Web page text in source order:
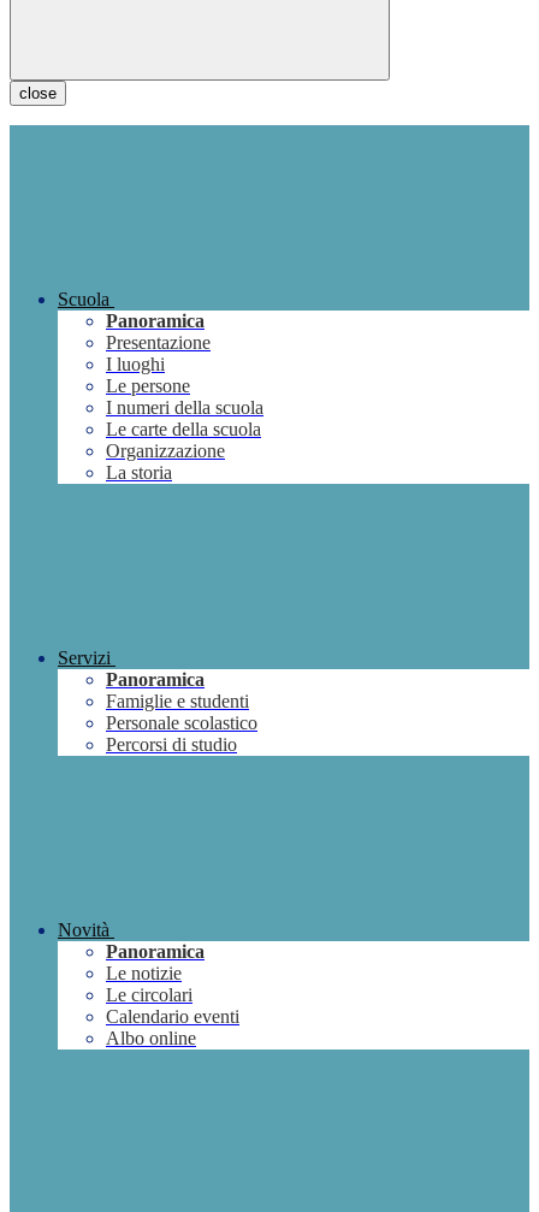
close
Scuola
Panoramica
Presentazione
I luoghi
Le persone
I numeri della scuola
Le carte della scuola
Organizzazione
La storia
Servizi
Panoramica
Famiglie e studenti
Personale scolastico
Percorsi di studio
Novità
Panoramica
Le notizie
Le circolari
Calendario eventi
Albo online